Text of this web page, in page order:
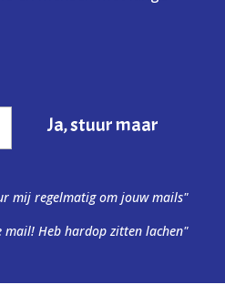
mij regelmatig om jouw mails"
mail! Heb hardop zitten lachen"